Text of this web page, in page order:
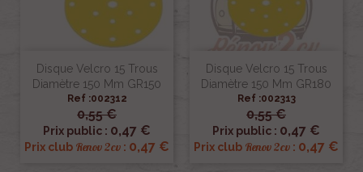
Disque Velcro 15 Trous
Diamètre 150 Mm GR150
Ref :002312
0,55 €
Prix public : 0,47 €
Prix club Renov 2cv : 0,47 €
Disque Velcro 15 Trous
Diamètre 150 Mm GR180
Ref :002313
0,55 €
Prix public : 0,47 €
Prix club Renov 2cv : 0,47 €